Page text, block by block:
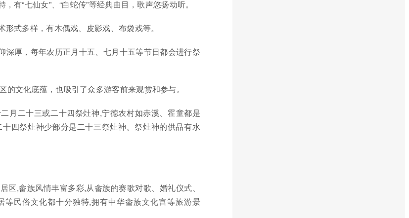
有“七仙女”、“白蛇传”等经典曲目，歌声悠扬动听。
式多样，有木偶戏、皮影戏、布袋戏等。
深厚，每年农历正月十五、七月十五等节日都会进行祭
的文化底蕴，也吸引了众多游客前来观赏和参与。
月二十三或二十四祭灶神,宁德农村如赤溪、霍童都是
四祭灶神少部分是二十三祭灶神。祭灶神的供品有水
区,畲族风情丰富多彩,从畲族的赛歌对歌、婚礼仪式、
等民俗文化都十分独特,拥有中华畲族文化宫等旅游景